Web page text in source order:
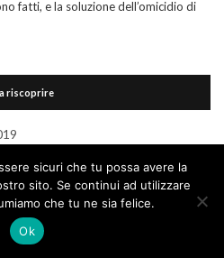
fatti, e la soluzione dell’omicidio di
riscoprire
sicuri che tu possa avere la
sito. Se continui ad utilizzare
che tu ne sia felice.
Ok